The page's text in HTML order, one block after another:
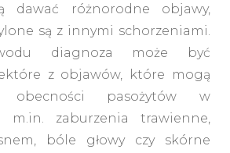
dawać różnorodne objawy,
są z innymi schorzeniami.
diagnoza może być
z objawów, które mogą
obecności pasożytów w
zaburzenia trawienne,
bóle głowy czy skórne